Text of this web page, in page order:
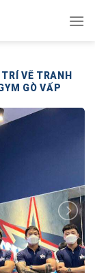
VẼ TRANH
GÒ VẤP